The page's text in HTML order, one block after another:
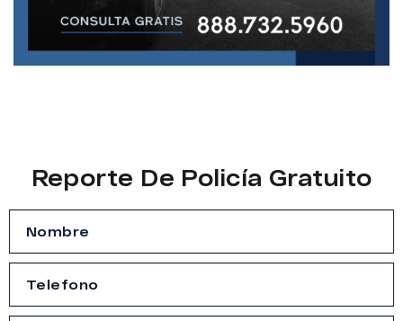
Reporte De Policía Gratuito